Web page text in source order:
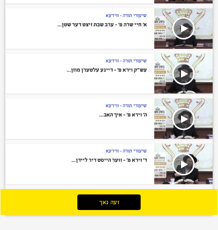
שיעורי תורה - ווידעא
א’ חיי שרה פ’ – ערב שבת זיצט דער שטן...
שיעורי תורה - ווידעא
עש”ק וירא פ’ – דיינע עלטערן מוזן...
שיעורי תורה - ווידעא
ה’ וירא פ’ – איך האב...
שיעורי תורה - ווידעא
ד’ וירא פ’ – ווער הייסט דיר ליידן...
זעה נאך